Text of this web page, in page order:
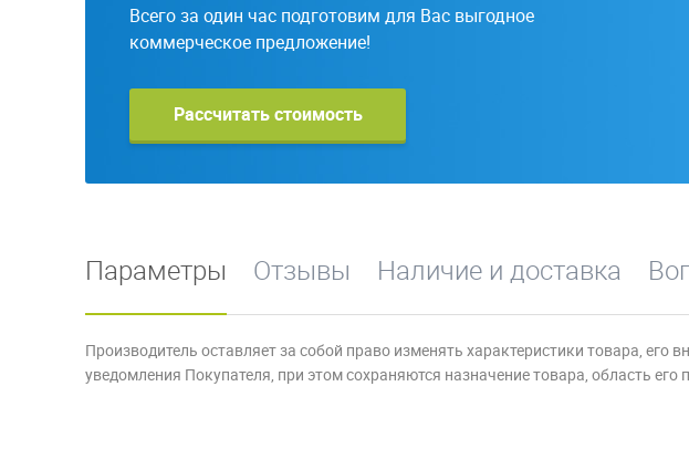
Всего за один час подготовим для Вас выгодное
коммерческое предложение!
Рассчитать стоимость
Параметры Отзывы Наличие и доставка
Производитель оставляет за собой право изменять характеристики товара, его
уведомления Покупателя, при этом сохраняются назначение товара, область его